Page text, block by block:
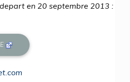
en 20 septembre 2013 :